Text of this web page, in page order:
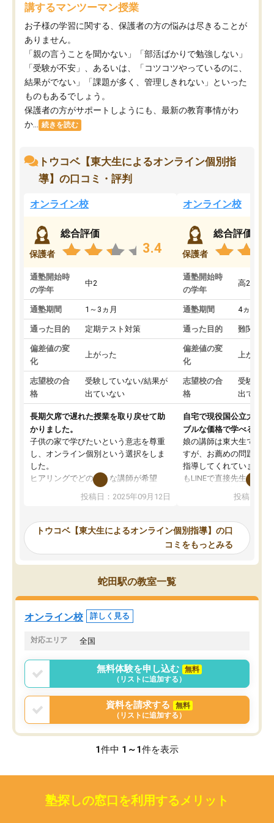
講するマンツーマン授業
お子様の学習に関する、保護者の方の悩みは尽きることが
ありません。
「親の言うことを聞かない」「部活ばかりで勉強しない」
「受験が不安」、あるいは、「コツコツやっているのに、
結果がでない」「課題が多く、管理しきれない」といった
ものもあるでしょう。
保護者の方がサポートしようにも、最新の教育事情がわ
か...
続きを読む
トウコベ【東大生によるオンライン個別指
導】の口コミ・評判
オンライン校
保護者
総合評価
3.4
通塾開始時
の学年
中2
通塾期間 1～3ヵ月
通った目的 定期テスト対策
偏差値の変
化
上がった
志望校の合
格
受験していない/結果が
出ていない
長期欠席で遅れた授業を取り戻せて助
かりました。
子供の家で学びたいという意志を尊重
し、オンライン個別という選択をしま
した。
ヒアリングでどのような講師が希望
か、オプションは付帯するかなど選ぶ
事が出来ました。
ーティングを行い、その講師で良いか
見てから講師を決定する事ができま
す。
うちの子は、初回面談の講師の方で決
オンラインツールを使用した単語帳の
共有があり宿題もそちらで出される形
でした。
言う事で講師変更の申し出があり、あ
まりに短期での変更だった為、塾に通
う事にして退会しました。遅れも取り
戻せ、授業内容や講師の方は良かった
と思います。
投稿日：2025年09月12日
オンライン校
保護者
総合評価
通塾開始時
の学年
高2
通塾期間 4ヵ月～1
通った目的 難関私立
偏差値の変
化
上がった
志望校の合
格
受験して
出ていな
自宅で現役国公立大学生
ブルな価格で学べる
娘の講師は東大生では無
すが、お薦めの問題集や
指導してくれています。
もLINEで直接先生に質問
めれるので、個人に合
いなのがあり(有料)、受
ことをどんなスケジュー
くか相談したのですが、
ち期待したものではなく
くなってきたようなので
投稿日：
トウコベ【東大生によるオンライン個別指導】の口
コミをもっとみる
蛇田駅の教室一覧
オンライン校 詳しく見る
対応エリア 全国
無料体験を申し込む
無料
（リストに追加する）
資料を請求する
無料
（リストに追加する）
1件中 1～1件を表示
塾探しの窓口を利用するメリット